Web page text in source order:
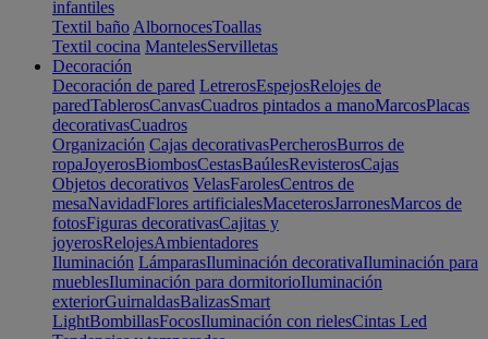
infantiles
Textil baño AlbornocesToallas
Textil cocina MantelesServilletas
Decoración
Decoración de pared LetrerosEspejosRelojes de
paredTablerosCanvasCuadros pintados a manoMarcosPlacas
decorativasCuadros
Organización Cajas decorativasPercherosBurros de
ropaJoyerosBiombosCestasBaúlesRevisterosCajas
Objetos decorativos VelasFarolesCentros de
mesaNavidadFlores artificialesMaceterosJarronesMarcos de
fotosFiguras decorativasCajitas y
joyerosRelojesAmbientadores
Iluminación LámparasIluminación decorativaIluminación para
mueblesIluminación para dormitorioIluminación
exteriorGuirnaldasBalizasSmart
LightBombillasFocosIluminación con rielesCintas Led